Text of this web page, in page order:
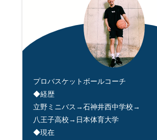
プロバスケットボールコーチ
◆経歴
立野ミニバス→石神井西中学校→
八王子高校→日本体育大学
◆現在